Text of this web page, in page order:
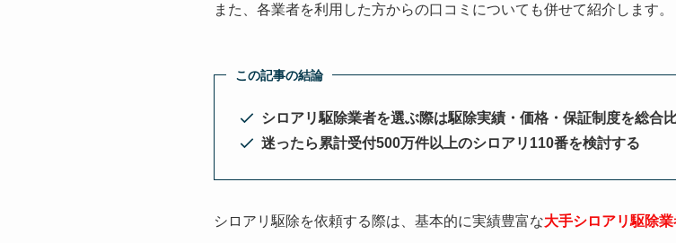
また、各業者を利用した方からの口コミについても併せて紹介します。
この記事の結論
シロアリ駆除業者を選ぶ際は駆除実績・価格・保証制度を総合
迷ったら累計受付500万件以上のシロアリ110番を検討する
シロアリ駆除を依頼する際は、基本的に実績豊富な大手シロアリ駆除